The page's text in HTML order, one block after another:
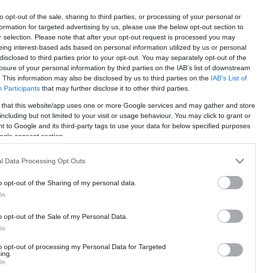
opt-out of the sale, sharing to third parties, or processing of your personal or
for targeted advertising by us, please use the below opt-out section to
selection. Please note that after your opt-out request is processed you may
interest-based ads based on personal information utilized by us or personal
to third parties prior to your opt-out. You may separately opt-out of the
of your personal information by third parties on the IAB’s list of downstream
This information may also be disclosed by us to third parties on the IAB’s List of
Participants that may further disclose it to other third parties.
that this website/app uses one or more Google services and may gather and store
but not limited to your visit or usage behaviour. You may click to grant or
to Google and its third-party tags to use your data for below specified purposes
consent section.
Data Processing Opt Outs
opt-out of the Sharing of my personal data.
opt-out of the Sale of my Personal Data.
opt-out of processing my Personal Data for Targeted